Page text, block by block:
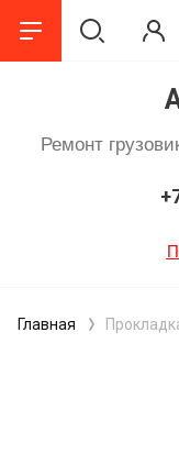
Ремонт
Главная